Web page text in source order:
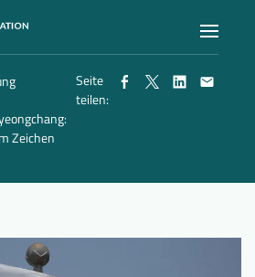
Zeichen
Seite
teilen: